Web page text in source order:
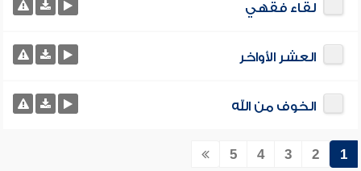
لقاء فقهي
العشر الأواخر
الخوف من الله
1
2
3
4
5